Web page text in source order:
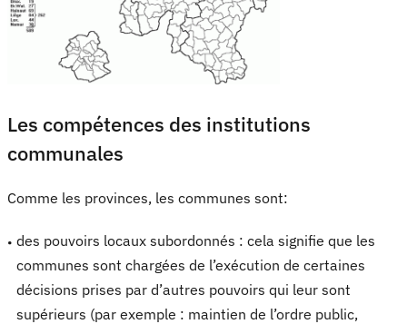
Les compétences des institutions
communales
Comme les provinces, les communes sont:
des pouvoirs locaux subordonnés : cela signifie que les
communes sont chargées de l’exécution de certaines
décisions prises par d’autres pouvoirs qui leur sont
supérieurs (par exemple : maintien de l’ordre public,